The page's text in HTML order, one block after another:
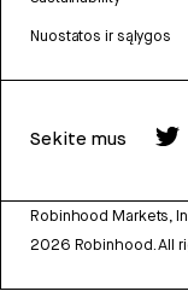
Nuostatos ir sąlygos
Sekite mus
Robinhood Markets,
2026 Robinhood. All